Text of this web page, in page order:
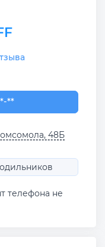
89
**
48Б
телефона не